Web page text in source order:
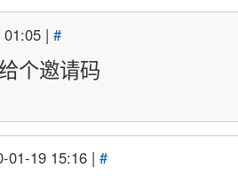
| #
个邀请码
01-19 15:16 | #